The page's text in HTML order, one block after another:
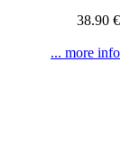
38.90 €
... more info